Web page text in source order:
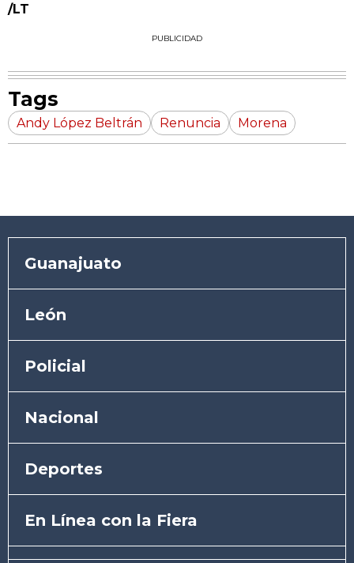
/LT
PUBLICIDAD
Tags
Andy López Beltrán Renuncia Morena
Guanajuato
León
Policial
Nacional
Deportes
En Línea con la Fiera